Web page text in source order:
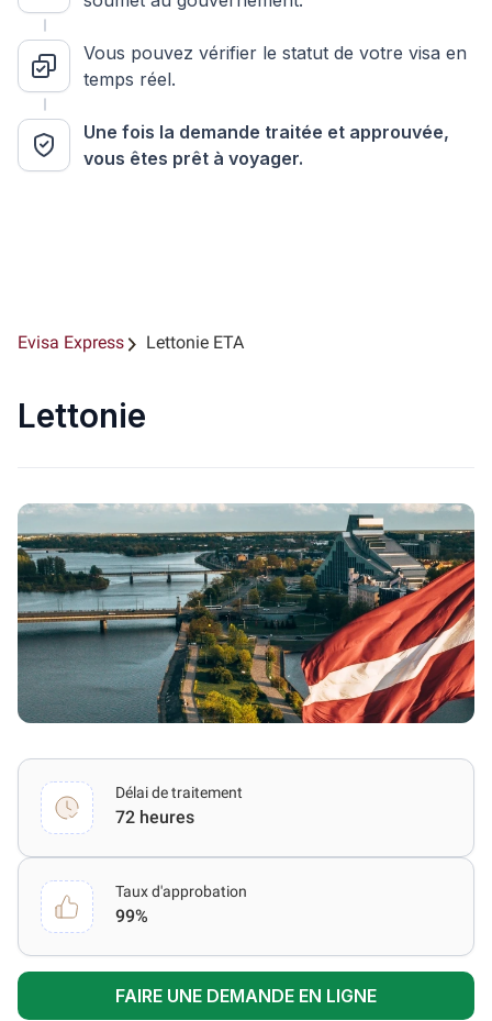
Vous pouvez vérifier le statut de votre visa en
temps réel.
Une fois la demande traitée et approuvée,
vous êtes prêt à voyager.
Evisa Express Lettonie ETA
Lettonie
Délai de traitement
72 heures
Taux d'approbation
99%
FAIRE UNE DEMANDE EN LIGNE